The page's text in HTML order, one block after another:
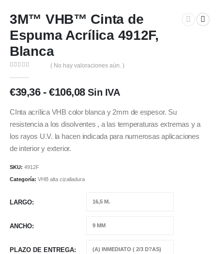
3M™ VHB™ Cinta de
Espuma Acrílica 4912F,
Blanca
( No hay valoraciones aún. )
€39,36 - €106,08Rango
precios:
desde
€39,36
Sin IVA
CInta acrílica VHB color blanca y 2mm de espesor. Su
resistencia a los disolventes , a las temperaturas extremas y a
los rayos U.V. la hacen indicada para numerosas aplicaciones
de interior y exterior.
SKU: 4912F
Categoría: VHB alta cizalladura
LARGO
ANCHO
PLAZO DE ENTREGA